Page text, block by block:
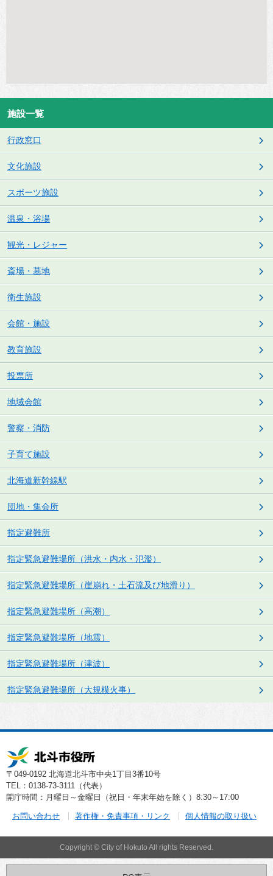
施設一覧
行政窓口
文化施設
スポーツ施設
温泉・浴場
観光・レジャー
斎場・墓地
衛生施設
会館・施設
教育施設
投票所
地域会館
警察・消防
子育て施設
北海道新幹線駅
団地・集会所
指定避難所
指定緊急避難場所（洪水・内水・氾濫）
指定緊急避難場所（崖崩れ・土石流及び地滑り）
指定緊急避難場所（高潮）
指定緊急避難場所（地震）
指定緊急避難場所（津波）
指定緊急避難場所（大規模火事）
〒049-0192 北海道北斗市中央1丁目3番10号
TEL：0138-73-3111（代表）
開庁時間：月曜日～金曜日（祝日・年末年始を除く）8:30～17:00
お問い合わせ 著作権・免責事項・リンク 個人情報の取り扱い
Copyright © City of Hokuto All rights Reserved.